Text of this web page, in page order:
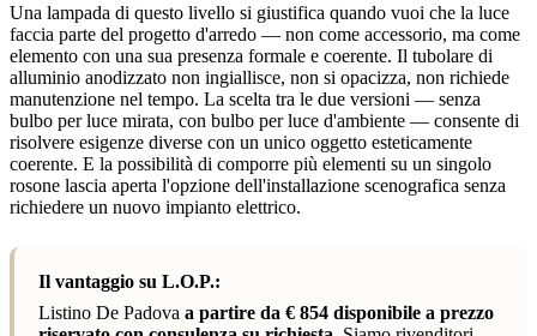
Una lampada di questo livello si giustifica quando vuoi che la luce
faccia parte del progetto d'arredo — non come accessorio, ma come
elemento con una sua presenza formale e coerente. Il tubolare di
alluminio anodizzato non ingiallisce, non si opacizza, non richiede
manutenzione nel tempo. La scelta tra le due versioni — senza
bulbo per luce mirata, con bulbo per luce d'ambiente — consente di
risolvere esigenze diverse con un unico oggetto esteticamente
coerente. E la possibilità di comporre più elementi su un singolo
rosone lascia aperta l'opzione dell'installazione scenografica senza
richiedere un nuovo impianto elettrico.
Il vantaggio su L.O.P.:
Listino De Padova a partire da € 854 disponibile a prezzo